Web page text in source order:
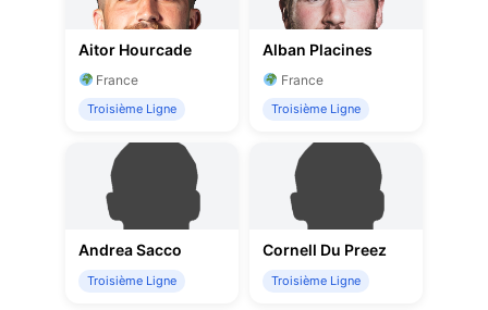
Aitor Hourcade
France
Troisième Ligne
Alban Placines
France
Troisième Ligne
Andrea Sacco
Troisième Ligne
Cornell Du Preez
Troisième Ligne